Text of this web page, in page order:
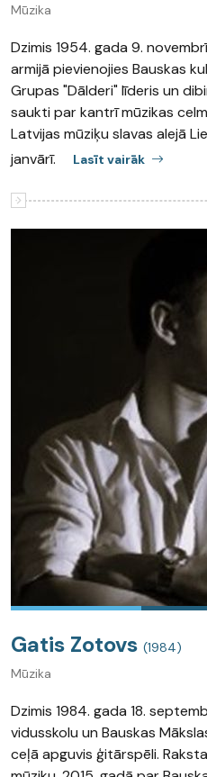
Mūzika
Dzimis 1954. gada 9.
armijā pievienojies Bauskas
Grupas "Dālderi" līderis un
saukti par kantrī mūzikas
Latvijas mūziķu slavas alejā
janvārī.
Lasīt vairāk
Gatis Zotovs (1984)
Mūzika
Dzimis 1984. gada 18.
vidusskolu un Bauskas
ceļā apguvis ģitārspēli.